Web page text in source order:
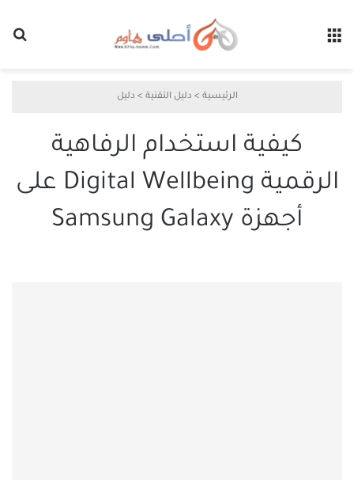
الرئيسية > دليل التقنية > دليل
كيفية استخدام الرفاهية
الرقمية Digital Wellbeing على
أجهزة Samsung Galaxy